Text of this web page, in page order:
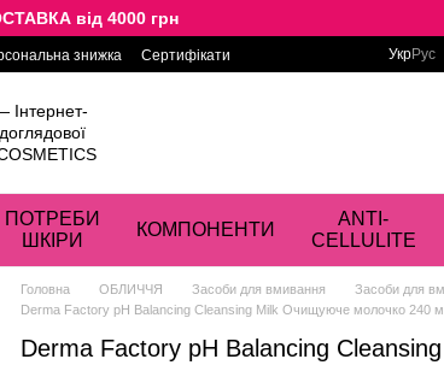
від 4000 грн
знижка Сертифікати УкрРус
ПОТРЕБИ
ШКІРИ
КОМПОНЕНТИ
ANTI-
CELLULITE
Головна ОБЛИЧЧЯ Засоби для вмивання
Засоби для
Derma Factory pH Balancing Cleansing Milk Очищуюче молочко 240
Derma Factory pH Balancing